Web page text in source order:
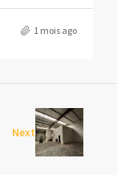
1 mois ago
Next